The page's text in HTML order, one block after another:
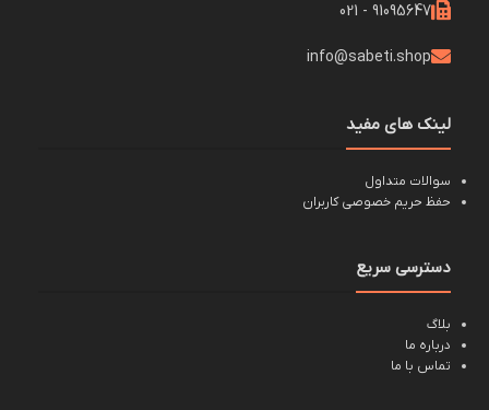
91095647 - 021
info@sabeti.shop
لینک های مفید
سوالات متداول
حفظ حریم خصوصی کاربران
دسترسی سریع
بلاگ
درباره ما
تماس با ما